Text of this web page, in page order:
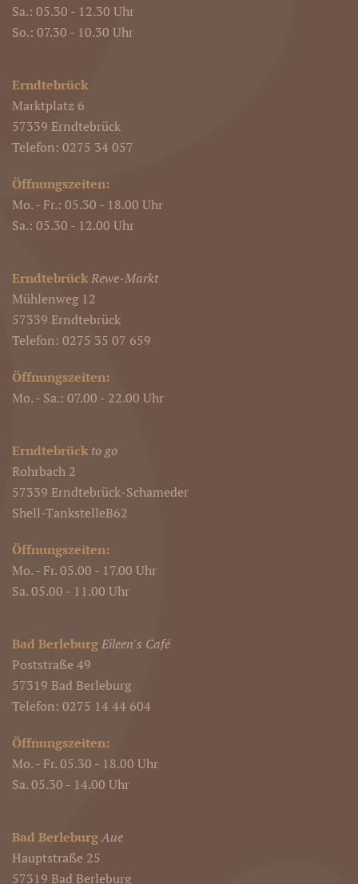
Sa.: 05.30 - 12.30 Uhr
So.: 07.30 - 10.30 Uhr
Erndtebrück
Marktplatz 6
57339 Erndtebrück
Telefon: 0275 34 057
Öffnungszeiten:
Mo. - Fr.: 05.30 - 18.00 Uhr
Sa.: 05.30 - 12.00 Uhr
ErndtebrückRewe-Markt
Mühlenweg 12
57339 Erndtebrück
Telefon: 0275 35 07 659
Öffnungszeiten:
Mo. - Sa.: 07.00 - 22.00 Uhr
Erndtebrück to go
Rohrbach 2
57339 Erndtebrück-Schameder
Shell-TankstelleB62
Öffnungszeiten:
Mo. - Fr. 05.00 - 17.00 Uhr
Sa. 05.00 - 11.00 Uhr
Bad BerleburgEileen's Café
Poststraße 49
57319 Bad Berleburg
Telefon: 0275 14 44 604
Öffnungszeiten:
Mo. - Fr. 05.30 - 18.00 Uhr
Sa. 05.30 - 14.00 Uhr
Bad BerleburgAue
Hauptstraße 25
57319 Bad Berleburg